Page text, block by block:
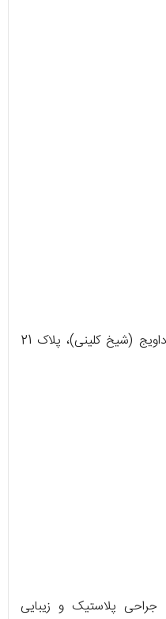
: اصفهان، انتهای خیابان مرداویج (شیخ کلینی)، پلاک 21
پلاستیک و زیبایی